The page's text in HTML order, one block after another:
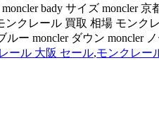
bady サイズ moncler
クレール 買取 相場 モン
ルー moncler ダウン moncler
ール 大阪 セール,モンクレー